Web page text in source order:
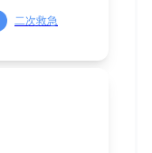
二次救急